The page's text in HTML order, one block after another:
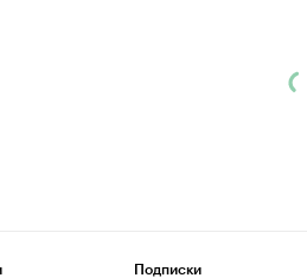
Подписки